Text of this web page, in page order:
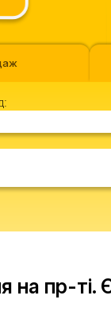
на пр-ті.